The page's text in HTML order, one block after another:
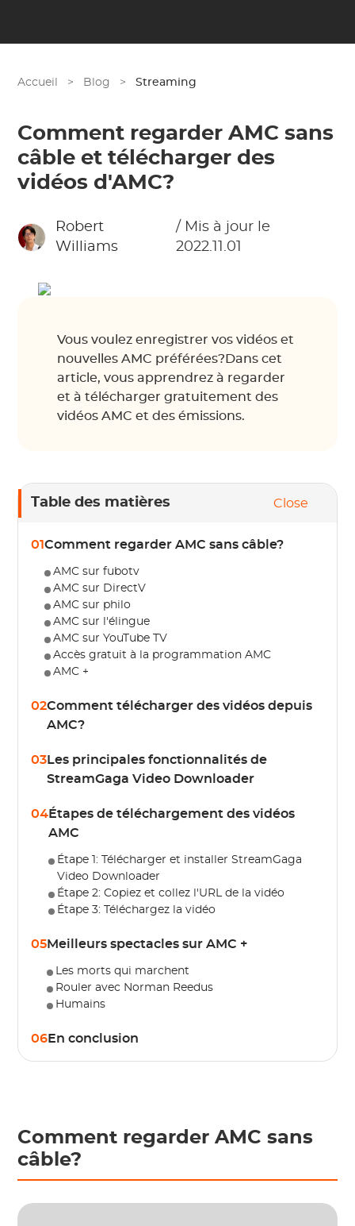
Accueil > Blog > Streaming
Comment regarder AMC sans
câble et télécharger des
vidéos d'AMC?
Robert
Williams
/ Mis à jour le
2022.11.01
Vous voulez enregistrer vos vidéos et
nouvelles AMC préférées?Dans cet
article, vous apprendrez à regarder
et à télécharger gratuitement des
vidéos AMC et des émissions.
Table des matières Close
01Comment regarder AMC sans câble?
AMC sur fubotv
AMC sur DirectV
AMC sur philo
AMC sur l'élingue
AMC sur YouTube TV
Accès gratuit à la programmation AMC
AMC +
02Comment télécharger des vidéos depuis
AMC?
03Les principales fonctionnalités de
StreamGaga Video Downloader
04Étapes de téléchargement des vidéos
AMC
Étape 1: Télécharger et installer StreamGaga
Video Downloader
Étape 2: Copiez et collez l'URL de la vidéo
Étape 3: Téléchargez la vidéo
05Meilleurs spectacles sur AMC +
Les morts qui marchent
Rouler avec Norman Reedus
Humains
06En conclusion
Comment regarder AMC sans
câble?